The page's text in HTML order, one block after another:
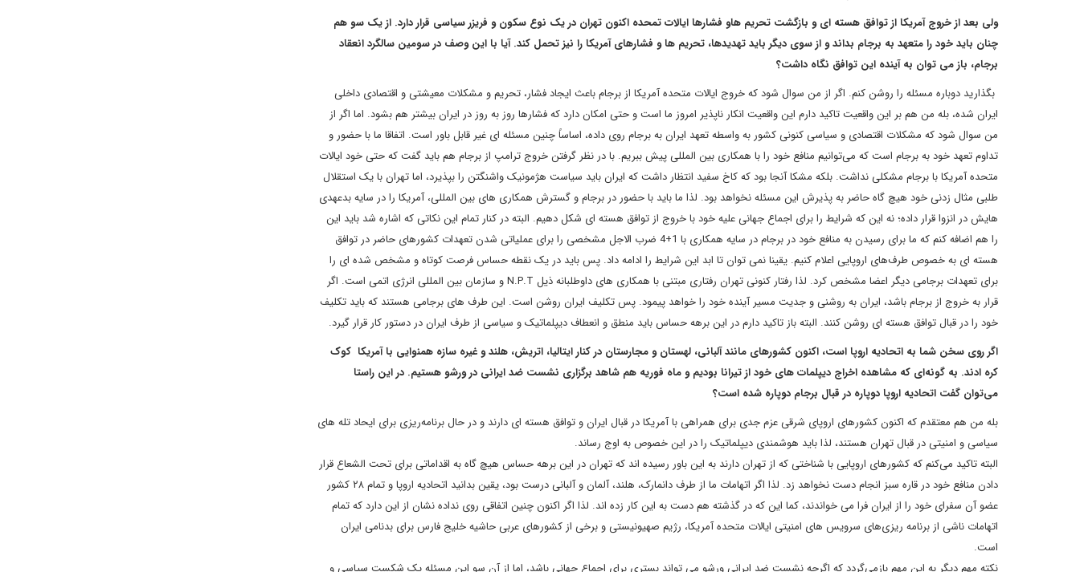
ولی بعد از خروج آمریکا از توافق هسته ای و بازگشت تحریم هاو فشارها ایالات تمحده اکنون تهران در یک نوع سکون و فریزر سیاسی قرار دارد. از یک سو هم
چنان باید خود را متعهد به برجام بداند و از سوی دیگر باید تهدیدها، تحریم ها و فشارهای آمریکا را نیز تحمل کند. آیا با این وصف در سومین سالگرد انعقاد
برجام، باز می توان به آینده این توافق نگاه داشت؟
بگذارید دوباره مسئله را روشن کنم. اگر از من سوال شود که خروج ایالات متحده آمریکا از برجام باعث ایجاد فشار، تحریم و مشکلات معیشتی و اقتصادی داخلی
ایران شده، بله من هم بر این واقعیت تاکید دارم این واقعیت انکار ناپذیر امروز ما است و حتی امکان دارد که فشارها روز به روز در ایران بیشتر هم بشود. اما اگر از
من سوال شود که مشکلات اقتصادی و سیاسی کنونی کشور به واسطه تعهد ایران به برجام روی داده، اساساً چنین مسئله ای غیر قابل باور است. اتفاقا ما با حضور و
تداوم تعهد خود به برجام است که می‌توانیم منافع خود را با همکاری بین المللی پیش ببریم. با در نظر گرفتن خروج ترامپ از برجام هم باید گفت که حتی خود ایالات
متحده آمریکا با برجام مشکلی نداشت. بلکه مشکا آنجا بود که کاخ سفید انتظار داشت که ایران باید سیاست هژمونیک واشنگتن را بپذیرد، اما تهران با یک استقلال
طلبی مثال زدنی خود هیچ گاه حاضر به پذیرش این مسئله نخواهد بود. لذا ما باید با حضور در برجام و گسترش همکاری های بین المللی، آمریکا را در سایه بدعهدی
هایش در انزوا قرار داده؛ نه این که شرایط را برای اجماع جهانی علیه خود با خروج از توافق هسته ای شکل دهیم. البته در کنار تمام این نکاتی که اشاره شد باید این
را هم اضافه کنم که ما برای رسیدن به منافع خود در برجام در سایه همکاری با 1+4 ضرب الاجل مشخصی را برای عملیاتی شدن تعهدات کشورهای حاضر در توافق
هسته ای به خصوص طرف‌های اروپایی اعلام کنیم. یقینا نمی توان تا ابد این شرایط را ادامه داد. پس باید در یک نقطه حساس فرصت کوتاه و مشخص شده ای را
برای تعهدات برجامی دیگر اعضا مشخص کرد. لذا رفتار کنونی تهران رفتاری مبتنی با همکاری های داوطلبانه ذیل N.P.T و سازمان بین المللی انرژی اتمی است. اگر
قرار به خروج از برجام باشد، ایران به روشنی و جدیت مسیر آینده خود را خواهد پیمود. پس تکلیف ایران روشن است. این طرف های برجامی هستند که باید تکلیف
خود را در قبال توافق هسته ای روشن کنند. البته باز تاکید دارم در این برهه حساس باید منطق و انعطاف دیپلماتیک و سیاسی از طرف ایران در دستور کار قرار گیرد.
اگر روی سخن شما به اتحادیه اروپا است، اکنون کشورهای مانند آلبانی، لهستان و مجارستان در کنار ایتالیا، اتریش، هلند و غیره سازه همنوایی با آمریکا کوک
کره ادند. به گونه‌ای که مشاهده اخراج دیپلمات های خود از تیرانا بودیم و ماه فوریه هم شاهد برگزاری نشست ضد ایرانی در ورشو هستیم. در این راستا
می‌توان گفت اتحادیه اروپا دوپاره در قبال برجام دوپاره شده است؟
بله من هم معتقدم که اکنون کشورهای اروپای شرقی عزم جدی برای همراهی با آمریکا در قبال ایران و توافق هسته ای دارند و در حال برنامه‌ریزی برای ایحاد تله های
سیاسی و امنیتی در قبال تهران هستند، لذا باید هوشمندی دیپلماتیک را در این خصوص به اوج رساند.
البته تاکید می‌کنم که کشورهای اروپایی با شناختی که از تهران دارند به این باور رسیده اند که تهران در این برهه حساس هیچ گاه به اقداماتی برای تحت الشعاع قرار
دادن منافع خود در قاره سبز انجام دست نخواهد زد. لذا اگر اتهامات ما از طرف دانمارک، هلند، آلمان و آلبانی درست بود، یقین بدانید اتحادیه اروپا و تمام ۲۸ کشور
عضو آن سفرای خود را از ایران فرا می خواندند، کما این که در گذشته هم دست به این کار زده اند. لذا اگر اکنون چنین اتفاقی روی نداده نشان از این دارد که تمام
اتهامات ناشی از برنامه ریزی‌های سرویس های امنیتی ایالات متحده آمریکا، رژیم صهیونیستی و برخی از کشورهای عربی حاشیه خلیج فارس برای بدنامی ایران
است.
نکته مهم دیگر به این مهم بازمی‌گردد که اگرچه نشست ضد ایرانی ورشو می تواند بستری برای اجماع جهانی باشد، اما از آن سو این مسئله یک شکست سیاسی و